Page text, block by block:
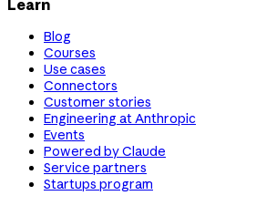
Learn
Blog
Courses
Use cases
Connectors
Customer stories
Engineering at Anthropic
Events
Powered by Claude
Service partners
Startups program